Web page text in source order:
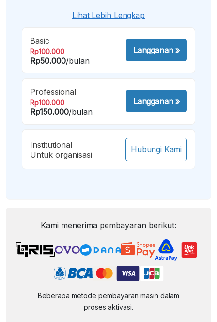
Lihat Lebih Lengkap
Basic
Rp100.000
Rp50.000/bulan
Langganan»
Professional
Rp100.000
Rp150.000/bulan
Langganan»
Institutional
Untuk organisasi
Hubungi Kami
Kami menerima pembayaran berikut:
Beberapa metode pembayaran masih dalam
proses aktivasi.